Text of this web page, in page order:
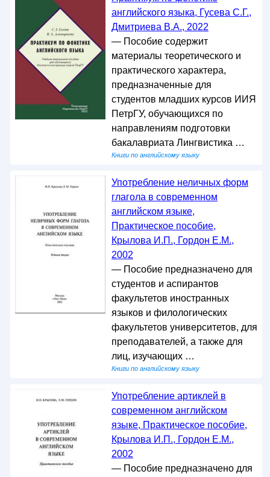
английского языка, Гусева С.Г.,
Дмитриева В.А., 2022
— Пособие содержит
материалы теоретического и
практического характера,
предназначенные для
студентов младших курсов ИИЯ
ПетрГУ, обучающихся по
направлениям подготовки
бакалавриата Лингвистика …
Книги по английскому языку
Употребление неличных форм
глагола в современном
английском языке,
Практическое пособие,
Крылова И.П., Гордон Е.М.,
2002
— Пособие предназначено для
студентов и аспирантов
факультетов иностранных
языков и филологических
факультетов университетов, для
преподавателей, а также для
лиц, изучающих …
Книги по английскому языку
Употребление артиклей в
современном английском
языке, Практическое пособие,
Крылова И.П., Гордон Е.М.,
2002
— Пособие предназначено для